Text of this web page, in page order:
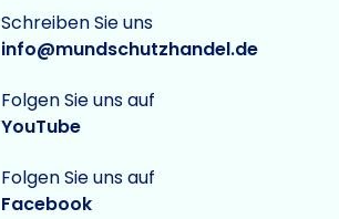
Schreiben Sie uns
info@mundschutzhandel.de
Folgen Sie uns auf
YouTube
Folgen Sie uns auf
Facebook